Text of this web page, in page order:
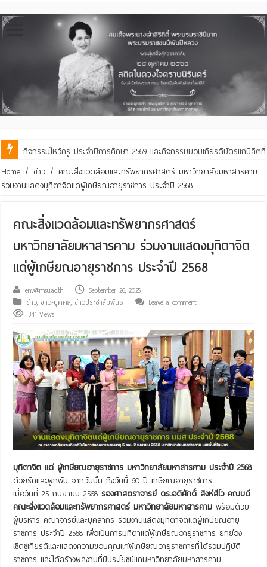
คณะสิ่งแวดล้อมฯ มมส ร่วมสืบสานประเพณีฮีตเดือน ๘ ถวายเทียนพรรษา ๒
Home / ข่าว / คณะสิ่งแวดล้อมและทรัพยากรศาสตร์ มหาวิทยาลัยมหาสารคาม
ร่วมงานแสดงมุทิตาจิตแด่ผู้เกษียณอายุราชการ ประจำปี 2568
คณะสิ่งแวดล้อมและทรัพยากรศาสตร์
มหาวิทยาลัยมหาสารคาม ร่วมงานแสดงมุทิตาจิต
แด่ผู้เกษียณอายุราชการ ประจำปี 2568
env@msu.ac.th
September 26, 2025
ข่าว,ข่าว-บุคคล,ข่าวประชาสัมพันธ์
Leave a comment
341 Views
มุทิตาจิต แด่ ผู้เกษียณอายุราชการ มหาวิทยาลัยมหาสารคาม ประจำปี 2568
ด้วยรักและผูกพัน จากวันนั้น ถึงวันนี้ 60 ปี เกษียณอายุราชการ
เมื่อวันที่ 25 กันยายน 2568รองศาสตราจารย์ ดร.อดิศักดิ์ สิงห์สีโว คณบดี
คณะสิ่งแวดล้อมและทรัพยากรศาสตร์ มหาวิทยาลัยมหาสารคาม พร้อมด้วย
ผู้บริหาร คณาจารย์และบุคลากร ร่วมงานแสดงมุทิตาจิตแด่ผู้เกษียณอายุ
ราชการ ประจำปี 2568 เพื่อเป็นการมุทิตาแด่ผู้เกษียณอายุราชการ ยกย่อง
เชิดชูเกียรติและแสดงความขอบคุณแก่ผู้เกษียณอายุราชการที่ได้ร่วมปฏิบัติ
ราชการ และได้สร้างผลงานที่มีประโยชน์แก่มหาวิทยาลัยมหาสารคาม